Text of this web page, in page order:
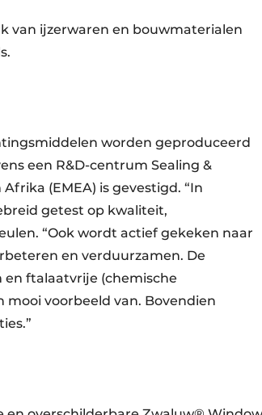
van ijzerwaren en bouwmaterialen
worden geproduceerd
een R&D-centrum Sealing &
(EMEA) is gevestigd. “In
getest op kwaliteit,
“Ook wordt actief gekeken naar
en verduurzamen. De
ftalaatvrije (chemische
voorbeeld van. Bovendien